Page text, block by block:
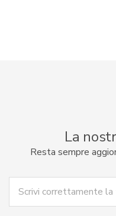
La
Resta sempre